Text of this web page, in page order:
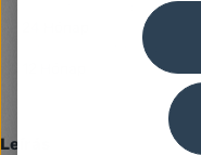
Jótállás (Jogi személy):
Leírás